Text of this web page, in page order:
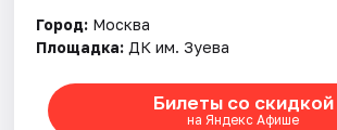
Город: Москва
Площадка: ДК им. Зуева
Билеты со скидкой
на Яндекс Афише